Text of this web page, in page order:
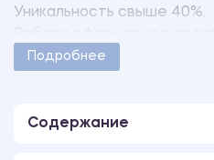
Уникальность свыше 40%.
методическими
AutoCAD
Подробнее
Содержание